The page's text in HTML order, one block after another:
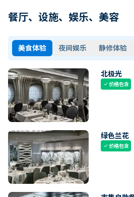
餐厅、设施、娱乐、美容
美食体验 夜间娱乐 静修体验
北极光
check价格包含
绿色兰花
check价格包含